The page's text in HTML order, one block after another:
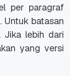
per paragraf
Untuk batasan
Jika lebih dari
yang versi